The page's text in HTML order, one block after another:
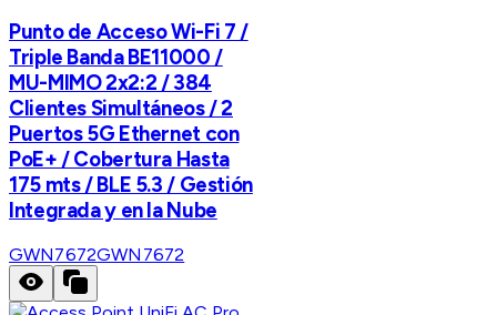
Punto de Acceso Wi-Fi 7 /
Triple Banda BE11000 /
MU-MIMO 2x2:2 / 384
Clientes Simultáneos / 2
Puertos 5G Ethernet con
PoE+ / Cobertura Hasta
175 mts / BLE 5.3 / Gestión
Integrada y en la Nube
GWN7672GWN7672